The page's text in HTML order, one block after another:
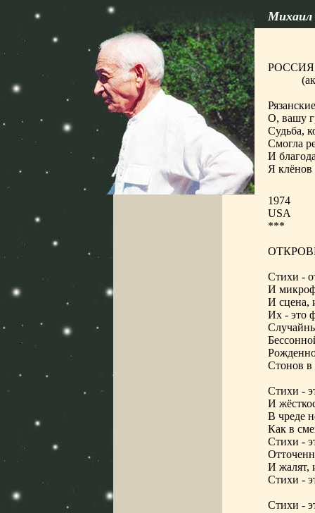
Михаил
РОССИЯ
О, вашу
Судьба,
Смогла
И
Я клёнов
1974
USA
***
Стихи -
И
И сцена,
Их - это
Стонов
Стихи -
И
В чреде
Как в
Стихи -
И жалят,
Стихи -
Стихи -